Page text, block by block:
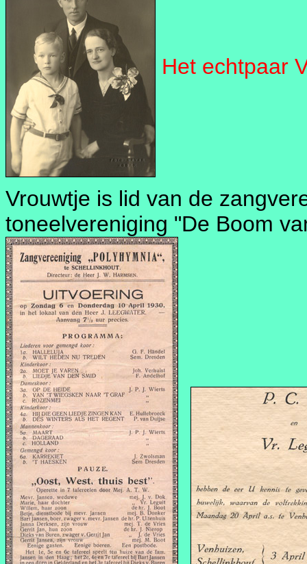
Het echtpaar
Vrouwtje is lid van de
toneelvereniging "De Boom